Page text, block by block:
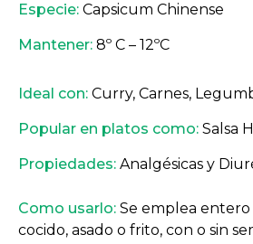
Especie: Capsicum Chinense
Mantener: 8º C – 12ºC
Ideal con: Curry, Carnes,
Popular en platos como: Salsa
Propiedades: Analgésicas y
Como usarlo: Se emplea
cocido, asado o frito, con o sin